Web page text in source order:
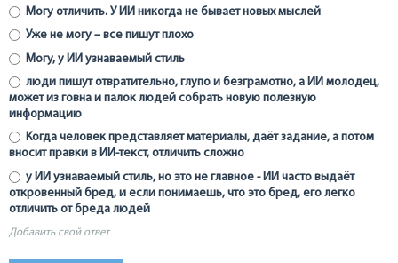
Могу отличить. У ИИ никогда не бывает новых мыслей
Уже не могу – все пишут плохо
Могу, у ИИ узнаваемый стиль
люди пишут отвратительно, глупо и безграмотно, а ИИ молодец,
может из говна и палок людей собрать новую полезную
информацию
Когда человек представляет материалы, даёт задание, а потом
вносит правки в ИИ-текст, отличить сложно
у ИИ узнаваемый стиль, но это не главное - ИИ часто выдаёт
откровенный бред, и если понимаешь, что это бред, его легко
отличить от бреда людей
Добавить свой ответ